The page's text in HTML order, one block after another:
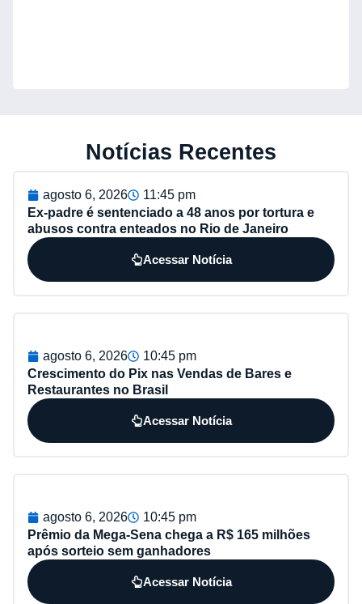
Notícias Recentes
agosto 6, 2026
11:45 pm
Ex-padre é sentenciado a 48 anos por tortura e
abusos contra enteados no Rio de Janeiro
Acessar Notícia
agosto 6, 2026
10:45 pm
Crescimento do Pix nas Vendas de Bares e
Restaurantes no Brasil
Acessar Notícia
agosto 6, 2026
10:45 pm
Prêmio da Mega-Sena chega a R$ 165 milhões
após sorteio sem ganhadores
Acessar Notícia